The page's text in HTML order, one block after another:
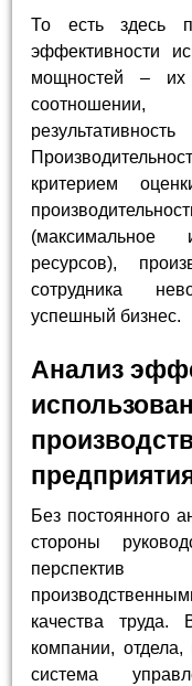
То есть здесь
эффективности
мощностей – их
соотношении,
критерием
(максимальное
ресурсов),
сотрудника
успешный бизнес.
Анализ
Без постоянного
стороны
перспектив
качества
компании,
система